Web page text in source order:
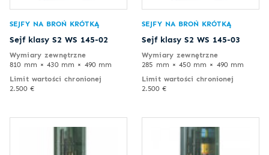
SEJFY NA BROŃ KRÓTKĄ
Sejf klasy S2 WS 145-02
Wymiary zewnętrzne
810 mm × 430 mm × 490 mm
Limit wartości chronionej
2.500 €
SEJFY NA BROŃ KRÓTKĄ
Sejf klasy S2 WS 145-03
Wymiary zewnętrzne
285 mm × 450 mm × 490 mm
Limit wartości chronionej
2.500 €